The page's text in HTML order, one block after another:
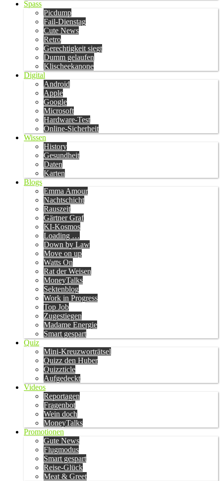
Spass
Picdump
Fail-Dienstag
Cute News
Retro
Gerechtigkeit siegt
Dumm gelaufen
Klischeekanone
Digital
Android
Apple
Google
Microsoft
Hardware-Test
Online-Sicherheit
Wissen
History
Gesundheit
Daten
Karten
Blogs
Emma Amour
Nachtschicht
Rauszeit
Gärtner Graf
KI-Kosmos
Loading …
Down by Law
Move on up
Watts On
Rat der Weisen
MoneyTalks
Sektenblog
Work in Progress
Top Job
Zugestiegen
Madame Energie
Smart gespart
Quiz
Mini-Kreuzworträtsel
Quizz den Huber
Quizzticle
Aufgedeckt
Videos
Reportagen
Fragenbot
Wein doch
MoneyTalks
Promotionen
Gute News
Flugmodus
Smart gespart
Reise-Glück
Meat & Greet